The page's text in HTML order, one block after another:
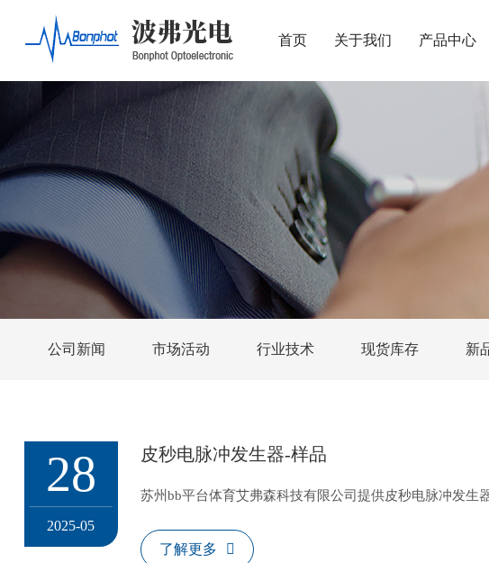
首页 关于我们 产品中心
公司新闻 市场活动 行业技术 现货库存 新
28
2025-05
皮秒电脉冲发生器-样品
苏州bb平台体育艾弗森科技有限公司提供皮秒电脉冲发生
了解更多